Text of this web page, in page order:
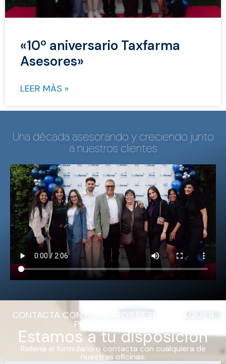
«10º aniversario Taxfarma
Asesores»
LEER MÁS »
Una década asesorando y creciendo junto
a nuestros clientes
CONTACTA CON NOSOTROS DESDE CUALQUIER
PUNTO DE ESPAÑA
Estamos a tu disposición
Rellena el formulario o contacta con cualquiera de
nuestras oficinas.